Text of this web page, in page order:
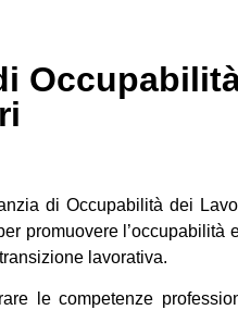
di Occupabilità dei
promuovere l’occupabilità
lavorativa.
le competenze